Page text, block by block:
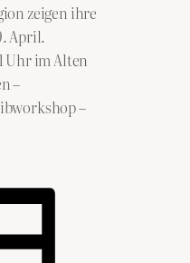
zeigen ihre
April.
Uhr im Alten
–
–